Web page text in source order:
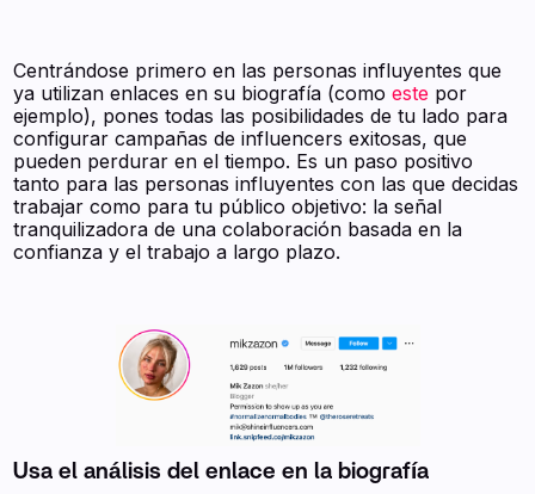
Centrándose primero en las personas influyentes que
ya utilizan enlaces en su biografía (comoeste por
ejemplo), pones todas las posibilidades de tu lado para
configurar campañas de influencers exitosas, que
pueden perdurar en el tiempo. Es un paso positivo
tanto para las personas influyentes con las que decidas
trabajar como para tu público objetivo: la señal
tranquilizadora de una colaboración basada en la
confianza y el trabajo a largo plazo.
Usa el análisis del enlace en la biografía